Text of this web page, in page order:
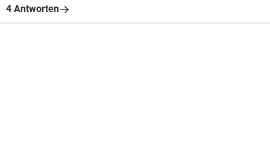
4 Antworten